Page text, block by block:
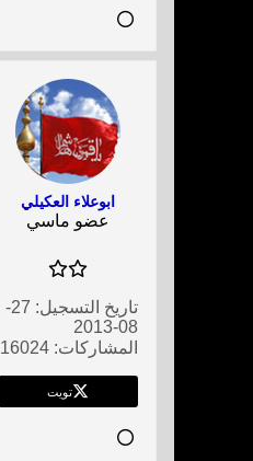
ابوعلاء العكيلي
عضو ماسي
تاريخ التسجيل:
27-
08-2013
المشاركات: 16024
تويت